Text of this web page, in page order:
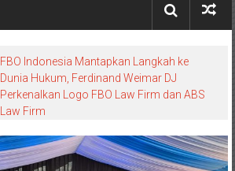
FBO Indonesia Mantapkan Langkah ke
Dunia Hukum, Ferdinand Weimar DJ
Perkenalkan Logo FBO Law Firm dan ABS
Law Firm